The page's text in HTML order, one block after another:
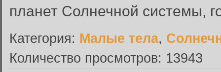
планет Солнечной системы,
Категория: Малые тела,
Количество просмотров: 13943